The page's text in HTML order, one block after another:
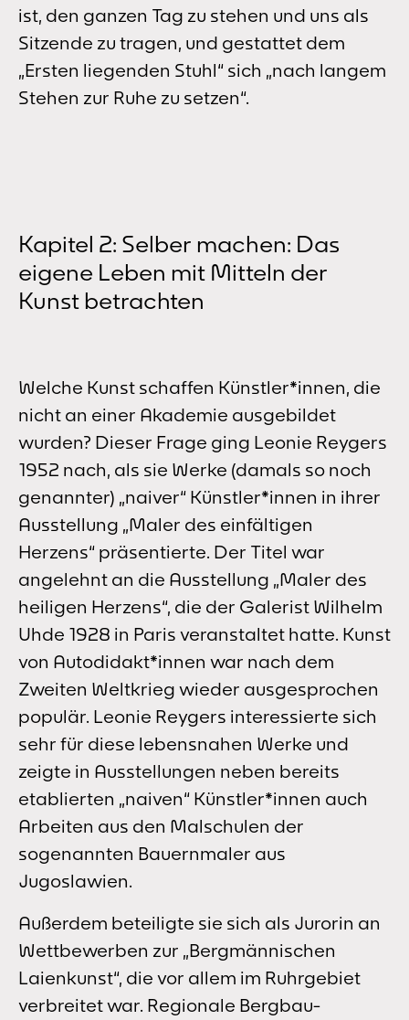
ist, den ganzen Tag zu stehen und uns als
Sitzende zu tragen, und gestattet dem
„Ersten liegenden Stuhl“ sich „nach langem
Stehen zur Ruhe zu setzen“.
Kapitel 2: Selber machen: Das
eigene Leben mit Mitteln der
Kunst betrachten
Welche Kunst schaffen Künstler*innen, die
nicht an einer Akademie ausgebildet
wurden? Dieser Frage ging Leonie Reygers
1952 nach, als sie Werke (damals so noch
genannter) „naiver“ Künstler*innen in ihrer
Ausstellung „Maler des einfältigen
Herzens“ präsentierte. Der Titel war
angelehnt an die Ausstellung „Maler des
heiligen Herzens“, die der Galerist Wilhelm
Uhde 1928 in Paris veranstaltet hatte. Kunst
von Autodidakt*innen war nach dem
Zweiten Weltkrieg wieder ausgesprochen
populär. Leonie Reygers interessierte sich
sehr für diese lebensnahen Werke und
zeigte in Ausstellungen neben bereits
etablierten „naiven“ Künstler*innen auch
Arbeiten aus den Malschulen der
sogenannten Bauernmaler aus
Jugoslawien.
Außerdem beteiligte sie sich als Jurorin an
Wettbewerben zur „Bergmännischen
Laienkunst“, die vor allem im Ruhrgebiet
verbreitet war. Regionale Bergbau-